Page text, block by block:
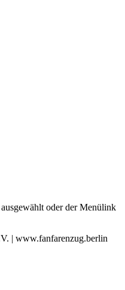
oder der Menülink
| www.fanfarenzug.berlin